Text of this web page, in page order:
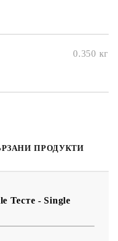
0.350 кг
ПРОДУКТИ
Тесте - Single